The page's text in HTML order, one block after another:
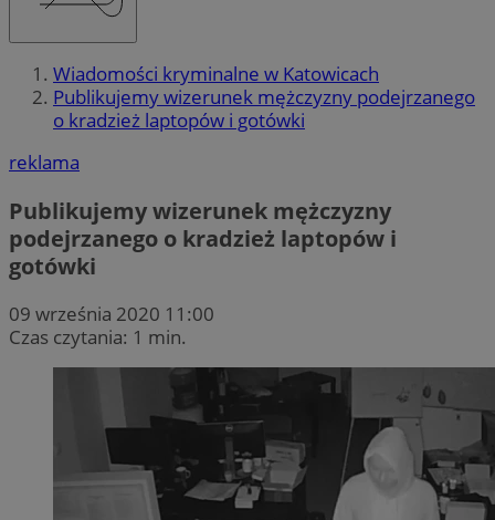
Wiadomości kryminalne w Katowicach
Publikujemy wizerunek mężczyzny podejrzanego
o kradzież laptopów i gotówki
reklama
Publikujemy wizerunek mężczyzny
podejrzanego o kradzież laptopów i
gotówki
09 września 2020 11:00
Czas czytania: 1 min.